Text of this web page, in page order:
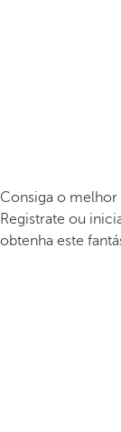
Consiga o
Registrate ou
obtenha este